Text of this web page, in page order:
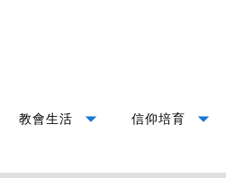
教會生活 arrow_drop_down 信仰培育 arrow_drop_down